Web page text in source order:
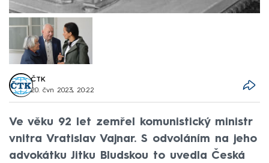
ČTK
20. čvn 2023, 20:22
Ve věku 92 let zemřel komunistický ministr
vnitra Vratislav Vajnar. S odvoláním na jeho
advokátku Jitku Bludskou to uvedla Česká